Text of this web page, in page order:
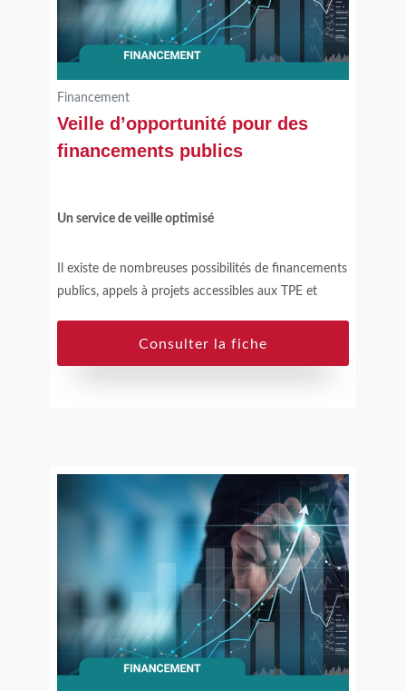
Financement
Veille d’opportunité pour des
financements publics
Un service de veille optimisé
Il existe de nombreuses possibilités de financements
publics, appels à projets accessibles aux TPE et
réponses de financement correspondantes au
des solutions de financement à
activer selon le besoin identifié et ses échéances.
Consulter la fiche